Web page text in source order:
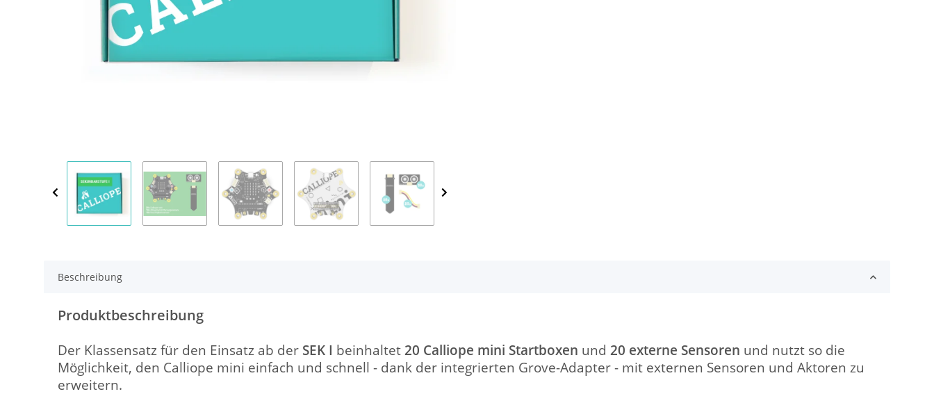
Beschreibung
Produktbeschreibung
Der Klassensatz für den Einsatz ab der SEK I beinhaltet 20 Calliope mini Startboxen und 20 externe Sensoren und nutzt so die
Möglichkeit, den Calliope mini einfach und schnell - dank der integrierten Grove-Adapter - mit externen Sensoren und Aktoren zu
erweitern.